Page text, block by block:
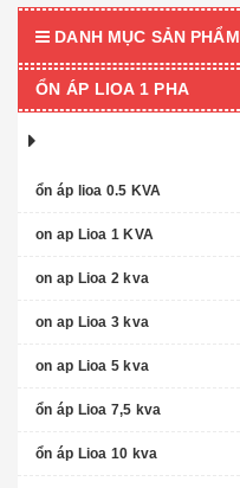
DANH MỤC SẢN PHẨM
ỔN ÁP LIOA 1 PHA
ổn áp lioa 0.5 KVA
on ap Lioa 1 KVA
on ap Lioa 2 kva
on ap Lioa 3 kva
on ap Lioa 5 kva
ổn áp Lioa 7,5 kva
ổn áp Lioa 10 kva